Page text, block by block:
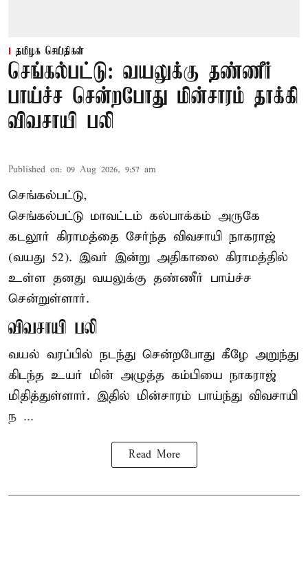
தமிழக செய்திகள்
செங்கல்பட்டு: வயலுக்கு தண்ணீர்
பாய்ச்ச சென்றபோது மின்சாரம் தாக்கி
விவசாயி பலி
Published on: 09 Aug 2026, 9:57 am
செங்கல்பட்டு,
செங்கல்பட்டு மாவட்டம் கல்பாக்கம் அருகே
கடலூர் கிராமத்தை சேர்ந்த விவசாயி நாகராஜ்
(வயது 52). இவர் இன்று அதிகாலை கிராமத்தில்
உள்ள தனது வயலுக்கு தண்ணீர் பாய்ச்ச
சென்றுள்ளார்.
விவசாயி பலி
வயல் வரப்பில் நடந்து சென்றபோது கீழே அறுந்து
கிடந்த உயர் மின் அழுத்த கம்பியை நாகராஜ்
மிதித்துள்ளார். இதில் மின்சாரம் பாய்ந்து விவசாயி
ந ...
Read More